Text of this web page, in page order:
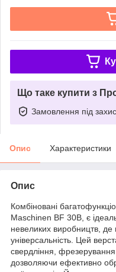
Що таке купити з
Замовлення під
Опис Характеристики
Опис
Комбіновані
Maschinen BF 30B, є
невеликих виробництв, де
універсальність. Цей
свердління, фрезерування
дозволяючи ефективно